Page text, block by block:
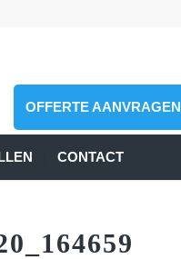
CONTACT
OFFERTE AANVRAGEN